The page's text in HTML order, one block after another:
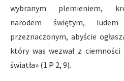
wybranym plemieniem,
narodem świętym,
przeznaczonym, abyście
który was wezwał z
światła» (1 P 2, 9).